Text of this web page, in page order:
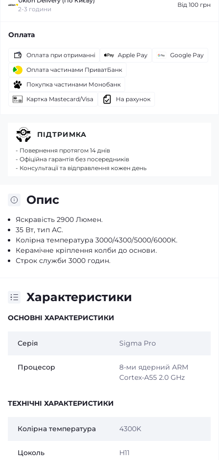
2-3 години
Від 100 грн
Оплата
Оплата при отриманні Apple Pay
Google Pay
Оплата частинами ПриватБанк
Покупка частинами Монобанк
Картка Mastecard/Visa
На рахунок
Опис
Яскравість 2900 Люмен.
35 Вт, тип АС.
Колірна температура 3000/4300/5000/6000К.
Керамічне кріплення колби до основи.
Строк служби 3000 годин.
Характеристики
ОСНОВНІ ХАРАКТЕРИСТИКИ
Серія Sigma Pro
Процесор
8-ми ядерний ARM
Cortex-A55 2.0 GHz
ТЕХНІЧНІ ХАРАКТЕРИСТИКИ
Колірна температура 4300K
Цоколь H11
ПІДТРИМКА
- Повернення протягом 14 днів
- Офіційна гарантія без посередників
- Консультації та відправлення кожен день